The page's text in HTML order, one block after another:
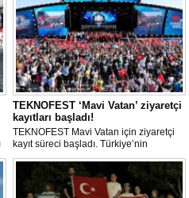
TEKNOFEST ‘Mavi Vatan’ ziyaretçi
kayıtları başladı!
TEKNOFEST Mavi Vatan için ziyaretçi
kayıt süreci başladı. Türkiye’nin
denizcilik ve savunma teknolojilerine
odaklanan etkinliği, 20-23 Ağustos
tarihleri arasında Gölcük Tersanesi
Komutanlığı’nda gerçekleştirilecek.